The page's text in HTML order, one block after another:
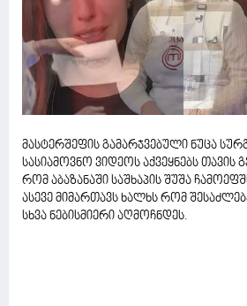
მასტერშეფის გამარჯვებული ნუცა
სასიამოვნო ვიდეოს აქვეყნებს თავის
რომ აბაზანაში საშხაპის შუშა
ასევე მიმართავს ხალხს რომ
სხვა ნებისმიერი აღმოჩნდეს.